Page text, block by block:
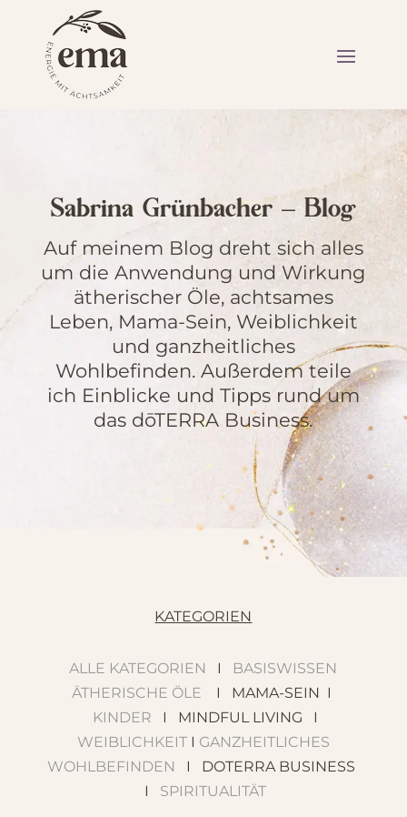
Sabrina Grünbacher – Blog
Auf meinem Blog dreht sich alles
um die Anwendung und Wirkung
ätherischer Öle, achtsames
Leben, Mama-Sein, Weiblichkeit
und ganzheitliches
Wohlbefinden. Außerdem teile
ich Einblicke und Tipps rund um
das dōTERRA Business.
KATEGORIEN
ALLE KATEGORIEN I BASISWISSEN
ÄTHERISCHE ÖLE I MAMA-SEIN I
KINDER I MINDFUL LIVING I
WEIBLICHKEITI GANZHEITLICHES
WOHLBEFINDEN
I DOTERRA BUSINESS
I SPIRITUALITÄT